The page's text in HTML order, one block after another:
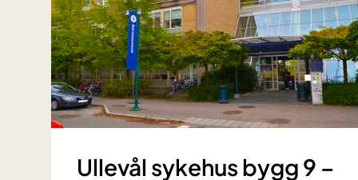
Ullevål sykehus bygg 9 –